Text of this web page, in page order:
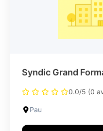
Syndic Grand
0.0/5 (0
Pau